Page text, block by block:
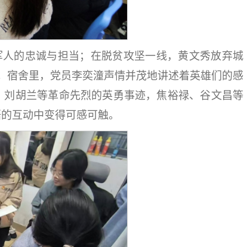
的忠诚与担当；在脱贫攻坚一线，黄文秀放弃城
舍里，党员李奕潼声情并茂地讲述着英雄们的感
胡兰等革命先烈的英勇事迹，焦裕禄、谷文昌等
互动中变得可感可触。